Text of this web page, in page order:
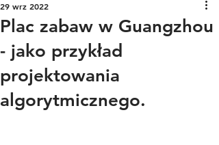
Plac zabaw w Guangzhou
- jako przykład
projektowania
algorytmicznego.
29 wrz 2022